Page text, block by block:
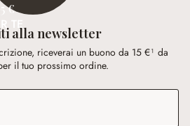
15 €
TE
alla newsletter
riceverai un buono da 15 €¹ da
il tuo prossimo ordine.